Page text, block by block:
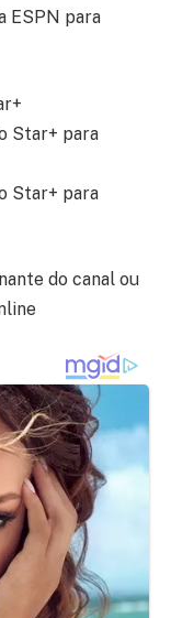
ESPN para
Star+ para
Star+ para
do canal ou